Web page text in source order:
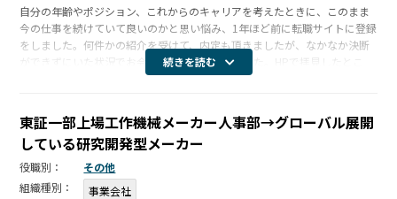
自分の年齢やポジション、これからのキャリアを考えたときに、このまま
今の仕事を続けていて良いのかと思い悩み、1年ほど前に転職サイトに登録
をしました。何件かの紹介を受けて、内定も頂きましたが、なかなか決断
ができずにいた状況でお会いしたのが佐藤様でした。HPで拝見したとこ
ろ、「法律事務所の移籍」等々、自分とは縁のないワードが並んでおり躊
続きを読む
東証一部上場工作機械メーカー人事部→グローバル展開
している研究開発型メーカー
役職別：
その他
組織種別：
事業会社